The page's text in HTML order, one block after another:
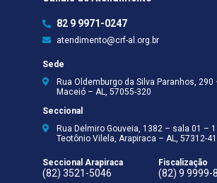
82 9 9971-0247
atendimento@crf-al.org.br
Sede
Rua Oldemburgo da Silva Paranhos, 290
Maceió – AL, 57055-320
Seccional
Rua Delmiro Gouveia, 1382 – sala 01 –
Teotônio Vilela, Arapiraca – AL, 57312-
Seccional Arapiraca
(82) 3521-5046
Fiscalização
(82) 9 9999-